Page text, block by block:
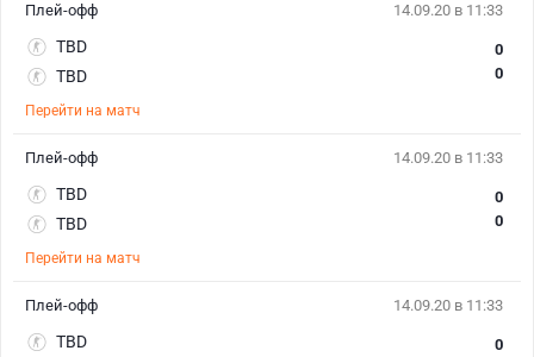
14.09.20 в 11:33
TBD
TBD
0
0
Перейти на матч
Плей-офф
14.09.20 в 11:33
TBD
TBD
0
0
Перейти на матч
Плей-офф
14.09.20 в 11:33
TBD
0
Плей-офф